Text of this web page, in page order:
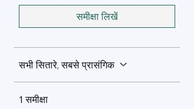
समीक्षा लिखें
सभी सितारे, सबसे प्रासंगिक
1 समीक्षा